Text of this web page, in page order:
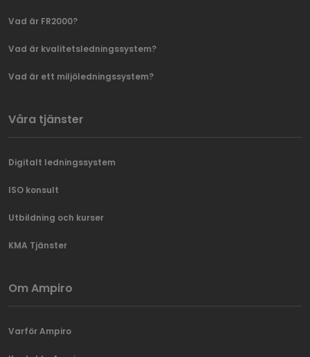
Vad är FR2000?
Vad är kvalitetsledningssystem?
Vad är ett miljöledningssystem?
Våra tjänster
Digitalt ledningssystem
ISO konsult
Utbildning och kurser
KMA Tjänster
Om Ampiro
Varför Ampiro